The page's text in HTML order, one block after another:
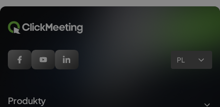
PL
Produkty